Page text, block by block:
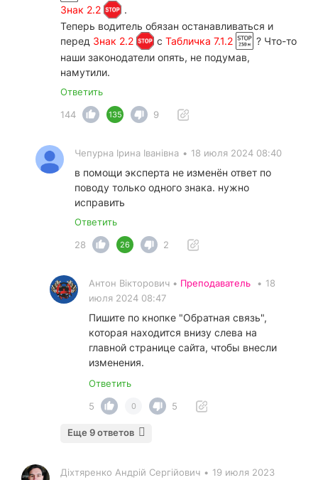
Знак 2.2
.
Теперь водитель обязан останавливаться и
перед Знак 2.2 с Табличка 7.1.2
? Что-то
наши законодатели опять, не подумав,
намутили.
Ответить
144
135 9
Чепурна Ірина Іванівна • 18 июля 2024 08:40
в помощи эксперта не изменён ответ по
поводу только одного знака. нужно
исправить
Ответить
28
26 2
Антон Вікторович • Преподаватель • 18
июля 2024 08:47
Пишите по кнопке "Обратная связь",
которая находится внизу слева на
главной странице сайта, чтобы внесли
изменения.
Ответить
5
0 5
Еще 9 ответов
Діхтяренко Андрій Сергійович • 19 июля 2023